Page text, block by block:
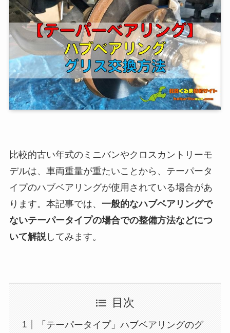
比較的古い年式のミニバンやクロスカントリーモ
デルは、車両重量が重たいことから、テーパータ
イプのハブベアリングが使用されている場合があ
ります。本記事では、 一般的なハブベアリングで
ないテーパータイプの場合での整備方法などにつ
いて解説してみます。
目次
「テーパータイプ」ハブベアリングのグ